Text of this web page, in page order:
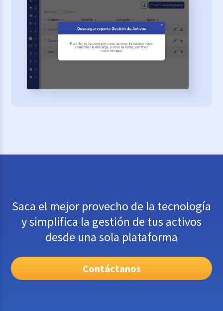
Saca el mejor provecho de la tecnología
y simplifica la gestión de tus activos
desde una sola plataforma
Contáctanos